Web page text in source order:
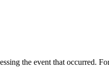
the event that occurred.